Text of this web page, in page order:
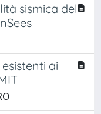
sismica del
ai